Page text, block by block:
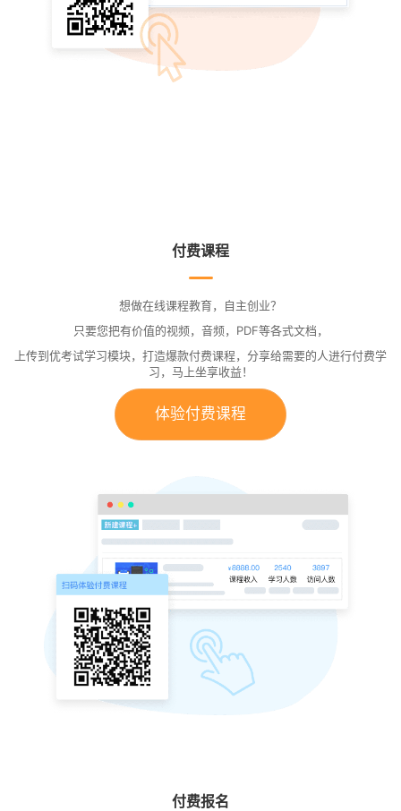
付费课程
想做在线课程教育，自主创业？
只要您把有价值的视频，音频，PDF等各式文档，
上传到优考试学习模块，打造爆款付费课程，分享给需要的人进行付费学
习，马上坐享收益！
体验付费课程
付费报名